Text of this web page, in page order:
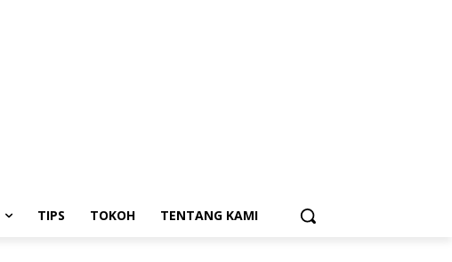
TIPS TOKOH TENTANG KAMI